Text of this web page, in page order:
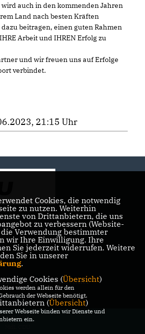
auch in den kommenden Jahren
Land nach besten Kräften
beitragen, einen guten Rahmen
Arbeit und IHREN Erfolg zu
und wir freuen uns auf Erfolge
verbindet.
21:15 Uhr
der CDU Fraktion im Landtag
KONTAKT
Augustin,
Cookies, die notwendig
zu nutzen. Weiterhin
von Drittanbietern, die uns
zu verbessern (Website-
Verwendung bestimmter
wir Ihre Einwilligung. Ihre
Sie jederzeit widerrufen. Weitere
Sie in unserer
.
Cookies (Übersicht)
werden allein für den
der Webseite benötigt.
(Übersicht)
Webseite binden wir Dienste und
ein.